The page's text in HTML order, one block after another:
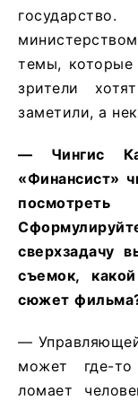
темы, которые
зрители
заметили, а
— Чингис
«Финансист»
посмотреть
сверхзадачу
съемок, какой
сюжет фильма
—
может где-
ломает